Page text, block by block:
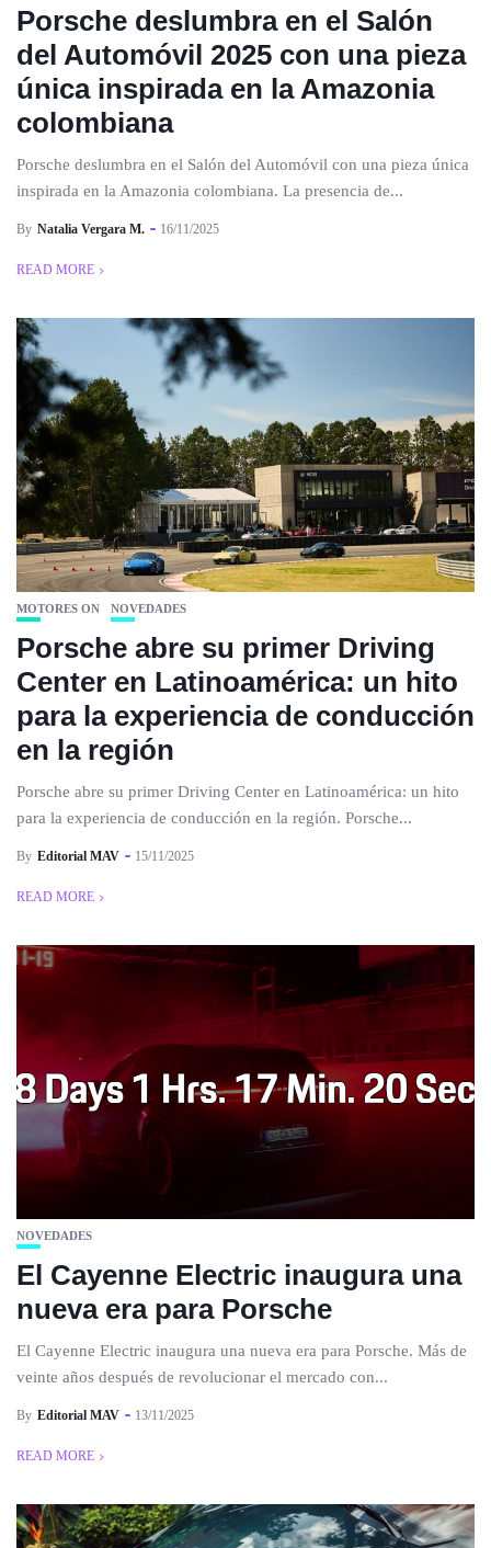
Porsche deslumbra en el Salón
del Automóvil 2025 con una pieza
única inspirada en la Amazonia
colombiana
Porsche deslumbra en el Salón del Automóvil con una pieza única
inspirada en la Amazonia colombiana. La presencia de...
By Natalia Vergara M. 16/11/2025
READ MORE
MOTORES ON NOVEDADES
Porsche abre su primer Driving
Center en Latinoamérica: un hito
para la experiencia de conducción
en la región
Porsche abre su primer Driving Center en Latinoamérica: un hito
para la experiencia de conducción en la región. Porsche...
By Editorial MAV 15/11/2025
READ MORE
NOVEDADES
El Cayenne Electric inaugura una
nueva era para Porsche
El Cayenne Electric inaugura una nueva era para Porsche. Más de
veinte años después de revolucionar el mercado con...
By Editorial MAV 13/11/2025
READ MORE